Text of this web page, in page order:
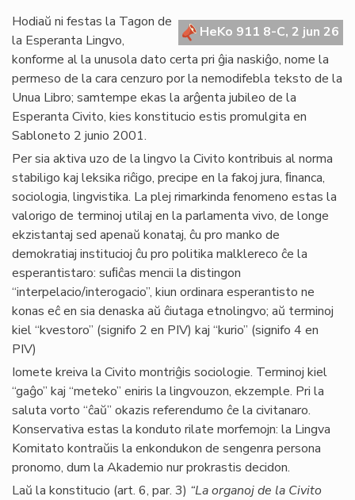
HeKo 911 8-C, 2 jun 26
Hodiaŭ ni festas la Tagon de
la Esperanta Lingvo,
konforme al la unusola dato certa pri ĝia naskiĝo, nome la
permeso de la cara cenzuro por la nemodifebla teksto de la
Unua Libro; samtempe ekas la arĝenta jubileo de la
Esperanta Civito, kies konstitucio estis promulgita en
Sabloneto 2 junio 2001.
Per sia aktiva uzo de la lingvo la Civito kontribuis al norma
stabiligo kaj leksika riĉigo, precipe en la fakoj jura, ﬁnanca,
sociologia, lingvistika. La plej rimarkinda fenomeno estas la
valorigo de terminoj utilaj en la parlamenta vivo, de longe
ekzistantaj sed apenaŭ konataj, ĉu pro manko de
demokratiaj institucioj ĉu pro politika malklereco ĉe la
esperantistaro: suﬁĉas mencii la distingon
“interpelacio/interogacio”, kiun ordinara esperantisto ne
konas eĉ en sia denaska aŭ ĉiutaga etnolingvo; aŭ terminoj
kiel “kvestoro” (signifo 2 en PIV) kaj “kurio” (signifo 4 en
PIV)
Iomete kreiva la Civito montriĝis sociologie. Terminoj kiel
“gaĝo” kaj “meteko” eniris la lingvouzon, ekzemple. Pri la
saluta vorto “ĉaŭ” okazis referendumo ĉe la civitanaro.
Konservativa estas la konduto rilate morfemojn: la Lingva
Komitato kontraŭis la enkondukon de sengenra persona
pronomo, dum la Akademio nur prokrastis decidon.
Laŭ la konstitucio (art. 6, par. 3) “La organoj de la Civito